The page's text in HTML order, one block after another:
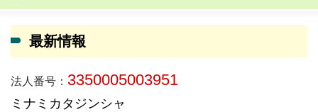
最新情報
法人番号： 3350005003951
ミナミカタジンシャ